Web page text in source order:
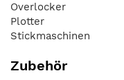
Overlocker
Plotter
Stickmaschinen
Zubehör